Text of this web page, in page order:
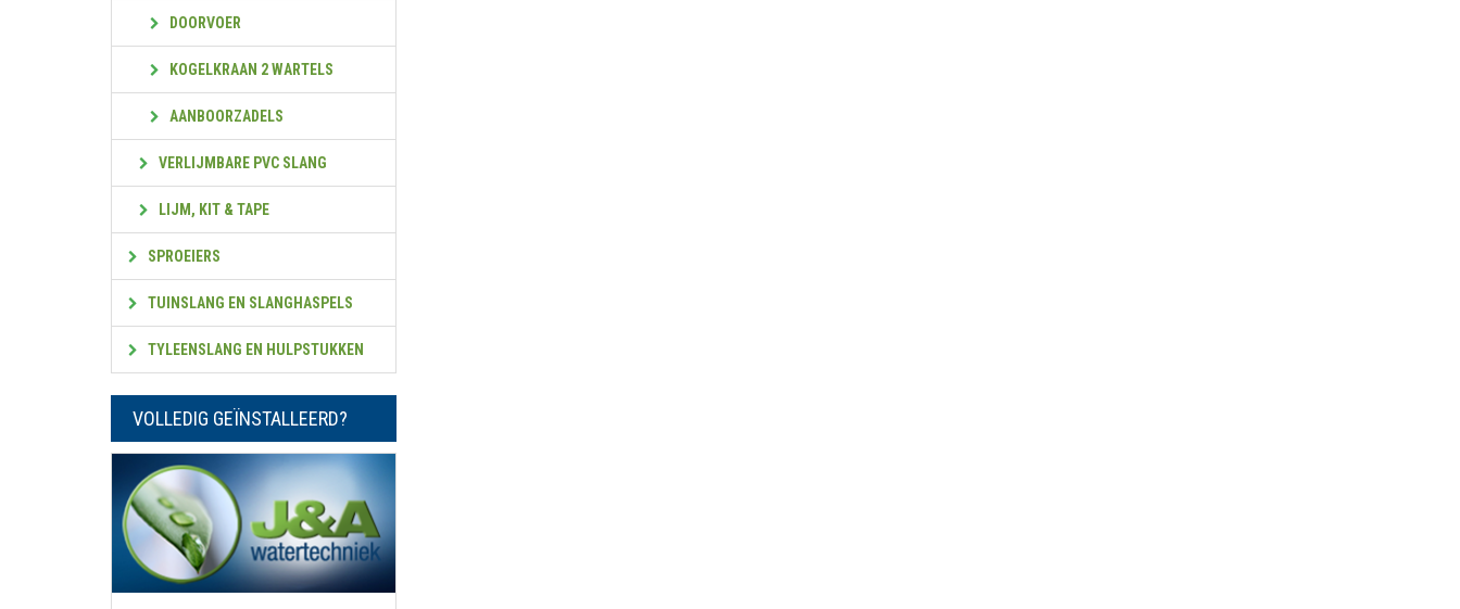
DOORVOER
KOGELKRAAN 2 WARTELS
AANBOORZADELS
VERLIJMBARE PVC SLANG
LIJM, KIT & TAPE
SPROEIERS
TUINSLANG EN SLANGHASPELS
TYLEENSLANG EN HULPSTUKKEN
VOLLEDIG GEÏNSTALLEERD?